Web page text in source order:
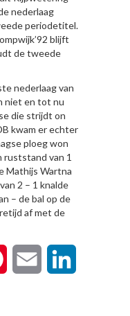
nederlaag
periodetitel.
blijft
de tweede
nederlaag van
niet en tot nu
die strijdt on
kwam er echter
ploeg won
ruststand van 1
Mathijs Wartna
2 – 1 knalde
– de bal op de
af met de
Pinterest Email